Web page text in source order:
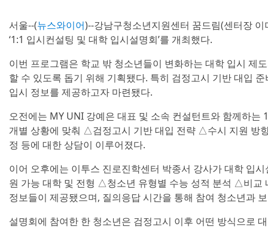
서울--(뉴스와이어)--강남구청소년지원센터 꿈드림(센터장
‘1:1 입시컨설팅 및 대학 입시설명회’를 개최했다.
이번 프로그램은 학교 밖 청소년들이 변화하는 대학 입시 제
할 수 있도록 돕기 위해 기획됐다. 특히 검정고시 기반 대입
입시 정보를 제공하고자 마련됐다.
오전에는 MY UNI 강예은 대표 및 소속 컨설턴트와 함께하
개별 상황에 맞춰 △검정고시 기반 대입 전략 △수시 지원
정 등에 대한 상담이 이루어졌다.
이어 오후에는 이투스 진로진학센터 박종서 강사가 대학 입
원 가능 대학 및 전형 △청소년 유형별 수능 성적 분석 △비교
정보들이 제공됐으며, 질의응답 시간을 통해 참여 청소년과
설명회에 참여한 한 청소년은 검정고시 이후 어떤 방식으로